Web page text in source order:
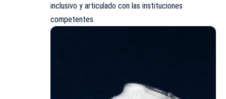
inclusivo y articulado con las instituciones
competentes.